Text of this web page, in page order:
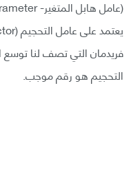
فريدمان التي تصف لنا
التحجيم هو رقم موجب.